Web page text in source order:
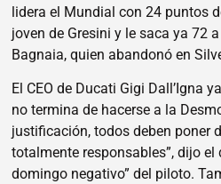
lidera el Mundial con 24 puntos
joven de Gresini y le saca ya 72
Bagnaia, quien abandonó en
El CEO de Ducati Gigi Dall’Igna
no termina de hacerse a la
justificación, todos deben poner
totalmente responsables”, dijo el
domingo negativo” del piloto.